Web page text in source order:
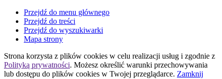
Przejdź do menu głównego
Przejdź do treści
Przejdź do wyszukiwarki
Mapa strony
Strona korzysta z plików cookies w celu realizacji usług i zgodnie z
Polityką prywatności. Możesz określić warunki przechowywania
lub dostępu do plików cookies w Twojej przeglądarce. Zamknij